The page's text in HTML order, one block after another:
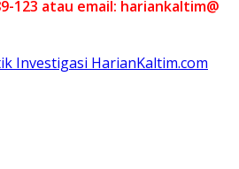
123 atau email: hariankaltim@